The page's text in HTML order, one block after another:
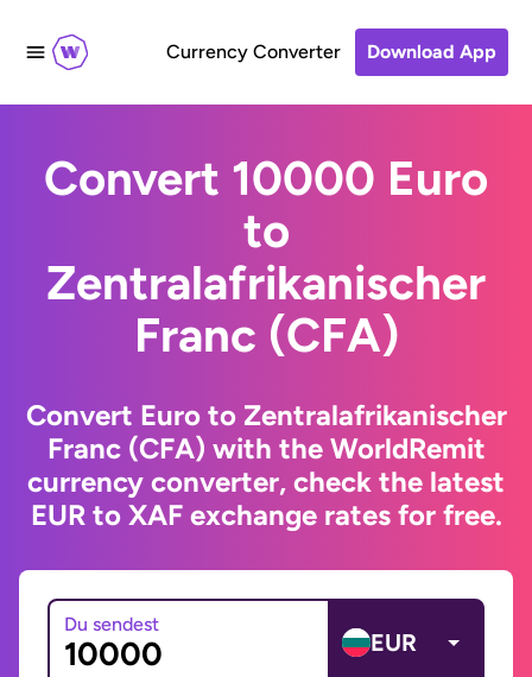
Currency Converter Download App
Convert 10000 Euro
to
Zentralafrikanischer
Franc (CFA)
Convert Euro to Zentralafrikanischer
Franc (CFA) with the WorldRemit
currency converter, check the latest
EUR to XAF exchange rates for free.
Du sendest
EUR